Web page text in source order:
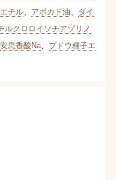
チル、 アボカド油
ダイ
ルクロロイソチアゾリノ
安息香酸Na、 ブドウ種子エ